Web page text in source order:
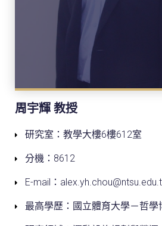
周宇輝 教授
研究室：教學大樓6樓612室
分機：8612
E-mail：
最高學歷：國立體育大學－哲學